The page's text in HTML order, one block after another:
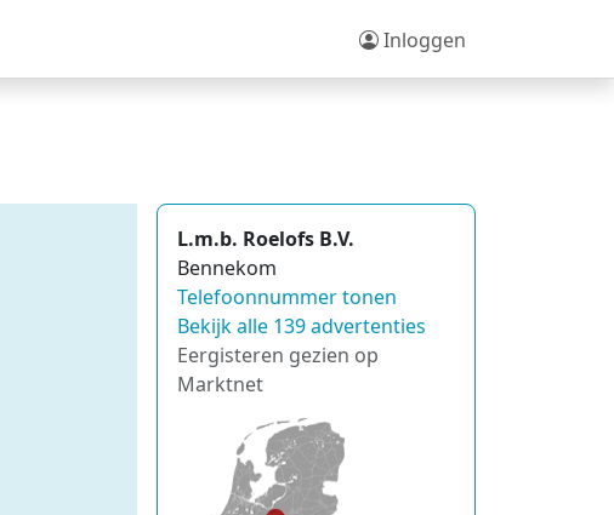
Inloggen
L.m.b. Roelofs B.V.
Bennekom
Telefoonnummer tonen
Bekijk alle 139 advertenties
Eergisteren gezien op
Marktnet